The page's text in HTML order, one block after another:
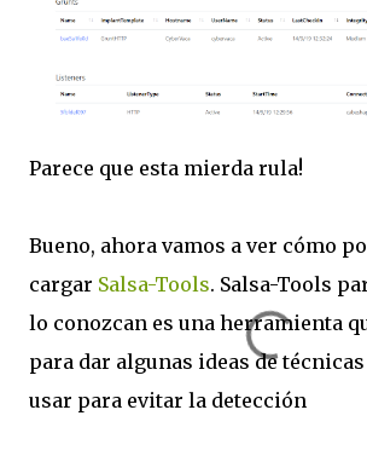
Parece que esta mierda rula!
Bueno, ahora vamos a ver cómo
cargar Salsa-Tools. Salsa-Tools
lo conozcan es una herramienta
para dar algunas ideas de
usar para evitar la detección